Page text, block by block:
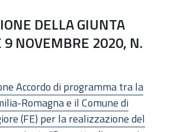
DELLA GIUNTA
9 NOVEMBRE 2020, N.
Accordo di programma tra la
Romagna e il Comune di
(FE) per la realizzazione del